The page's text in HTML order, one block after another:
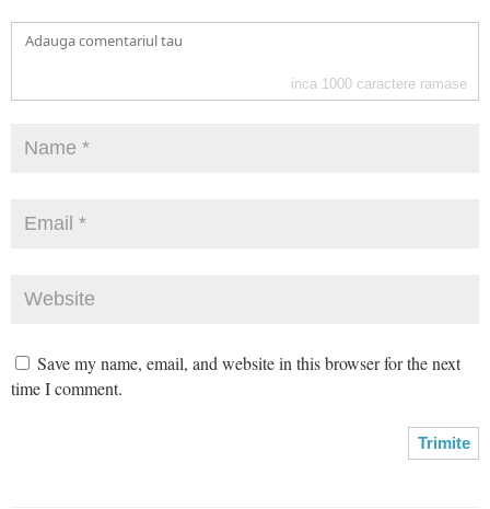
inca 1000 caractere ramase
Save my name, email, and website in this browser for the next
time I comment.